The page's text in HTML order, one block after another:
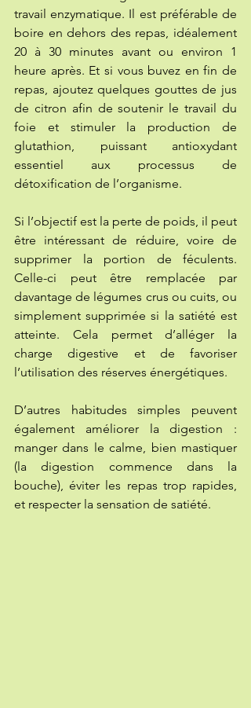
travail enzymatique. Il est préférable de
boire en dehors des repas, idéalement
20 à 30 minutes avant ou environ 1
heure après. Et si vous buvez en fin de
repas, ajoutez quelques gouttes de jus
de citron afin de soutenir le travail du
foie et stimuler la production de
glutathion, puissant antioxydant
essentiel aux processus de
détoxification de l’organisme.
Si l’objectif est la perte de poids, il peut
être intéressant de réduire, voire de
supprimer la portion de féculents.
Celle-ci peut être remplacée par
davantage de légumes crus ou cuits, ou
simplement supprimée si la satiété est
atteinte. Cela permet d’alléger la
charge digestive et de favoriser
l’utilisation des réserves énergétiques.
D’autres habitudes simples peuvent
également améliorer la digestion :
manger dans le calme, bien mastiquer
(la digestion commence dans la
bouche), éviter les repas trop rapides,
et respecter la sensation de satiété.